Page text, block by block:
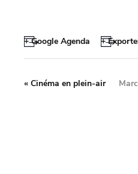
+ Google Agenda +
« Cinéma en plein-air